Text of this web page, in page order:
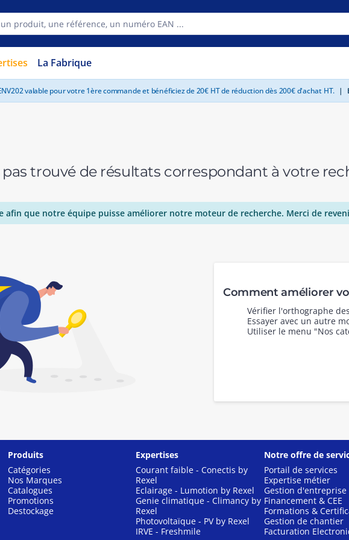
La Fabrique
valable pour votre 1ère commande et bénéficiez de 20€ HT de réduction dès 200€ d'achat HT. |
pas trouvé de résultats correspondant à votre
afin que notre équipe puisse améliorer notre moteur de recherche. Merci de
Comment améliorer
Vérifier l'orthographe
Essayer avec un autre
Utiliser le menu "Nos
Produits
Catégories
Nos Marques
Catalogues
Promotions
Destockage
Expertises
Courant faible - Conectis by
Rexel
Eclairage - Lumotion by Rexel
Genie climatique - Climancy by
Rexel
Photovoltaïque - PV by Rexel
IRVE - Freshmile
Notre offre de
Portail de services
Expertise métier
Gestion d'entreprise
Financement & CEE
Formations &
Gestion de chantier
Facturation